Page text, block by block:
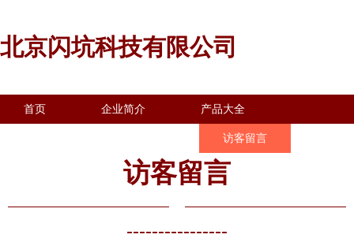
北京闪坑科技有限公司
首页 企业简介 产品大全
访客留言
访客留言
----------------